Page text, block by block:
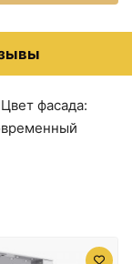
фасада: